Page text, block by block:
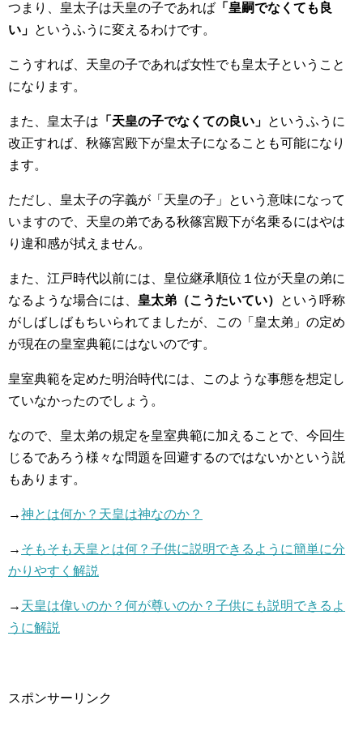
つまり、皇太子は天皇の子であれば 「皇嗣でなくても良
い」 というふうに変えるわけです。
こうすれば、天皇の子であれば女性でも皇太子ということ
になります。
また、皇太子は 「天皇の子でなくての良い」 というふうに
改正すれば、秋篠宮殿下が皇太子になることも可能になり
ます。
ただし、皇太子の字義が「天皇の子」という意味になって
いますので、天皇の弟である秋篠宮殿下が名乗るにはやは
り違和感が拭えません。
また、江戸時代以前には、皇位継承順位１位が天皇の弟に
なるような場合には、 皇太弟（こうたいてい）
という呼称
がしばしばもちいられてましたが、この「皇太弟」の定め
が現在の皇室典範にはないのです。
皇室典範を定めた明治時代には、このような事態を想定し
ていなかったのでしょう。
なので、皇太弟の規定を皇室典範に加えることで、今回生
じるであろう様々な問題を回避するのではないかという説
もあります。
→神とは何か？天皇は神なのか？
→ そもそも天皇とは何？子供に説明できるように簡単に分
かりやすく解説
→ 天皇は偉いのか？何が尊いのか？子供にも説明できるよ
うに解説
スポンサーリンク